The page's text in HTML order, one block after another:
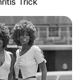
ALTIN
6.529,72